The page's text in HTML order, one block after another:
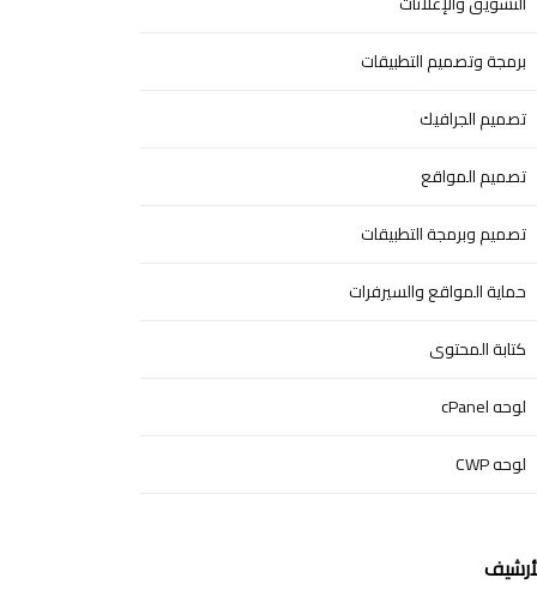
برمجة وتصميم التطبيقات
تصميم الجرافيك
تصميم المواقع
تصميم وبرمجة التطبيقات
حماية المواقع والسيرفرات
كتابة المحتوى
لوحه cPanel
لوحه CWP